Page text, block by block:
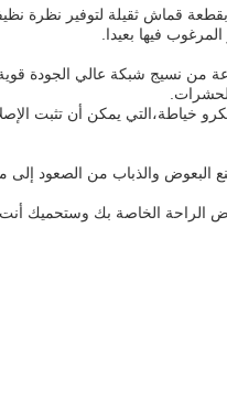
قماش ثقيلة لتوفير نظرة
فيها بعيدا.
من نسيج شبكة عالي الجودة
خياطة،التي يمكن أن تثبت
البعوض والذباب من الصعود إلى
الراحة الخاصة بك وستحميك